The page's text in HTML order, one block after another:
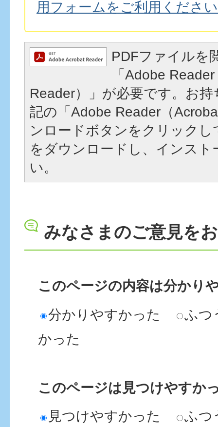
用フォームをご利用くださ
PDFファイルを
「Adobe
Reader）」が必要です。お
記の「Adobe Reader（
ンロードボタンをクリック
をダウンロードし、インスト
い。
みなさまのご意見を
このページの内容は分かり
分かりやすかった
ふつ
かった
このページは見つけやすか
見つけやすかった
ふつ